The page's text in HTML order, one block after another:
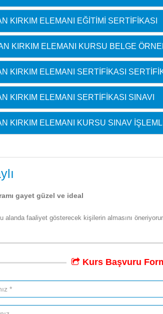
KIRKIM ELEMANI EĞITIMI SERTIFIKASI
KIRKIM ELEMANI KURSU BELGE
KIRKIM ELEMANI SERTIFIKASI
KIRKIM ELEMANI SERTIFIKASI SINAVI
KIRKIM ELEMANI KURSU SINAV
gayet güzel ve ideal
alanda faaliyet gösterecek kişilerin almasını
Kurs Başvuru